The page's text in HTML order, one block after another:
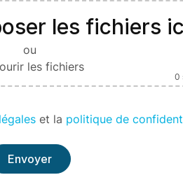
les fichiers
ou
les fichiers
0
et la politique de